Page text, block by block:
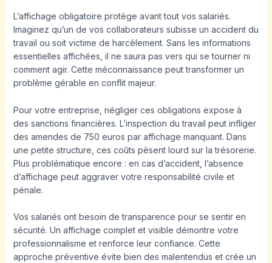
L’affichage obligatoire protège avant tout vos salariés.
Imaginez qu’un de vos collaborateurs subisse un accident du
travail ou soit victime de harcèlement. Sans les informations
essentielles affichées, il ne saura pas vers qui se tourner ni
comment agir. Cette méconnaissance peut transformer un
problème gérable en conflit majeur.
Pour votre entreprise, négliger ces obligations expose à
des sanctions financières. L’inspection du travail peut infliger
des amendes de 750 euros par affichage manquant. Dans
une petite structure, ces coûts pèsent lourd sur la trésorerie.
Plus problématique encore : en cas d’accident, l’absence
d’affichage peut aggraver votre responsabilité civile et
pénale.
Vos salariés ont besoin de transparence pour se sentir en
sécurité. Un affichage complet et visible démontre votre
professionnalisme et renforce leur confiance. Cette
approche préventive évite bien des malentendus et crée un